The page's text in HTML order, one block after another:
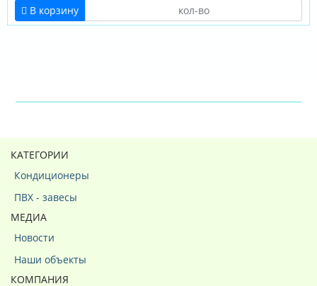
В корзину
КАТЕГОРИИ
Кондиционеры
ПВХ - завесы
МЕДИА
Новости
Наши объекты
КОМПАНИЯ